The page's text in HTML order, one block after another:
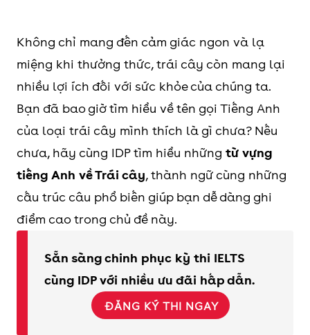
Không chỉ mang đến cảm giác ngon và lạ
miệng khi thưởng thức, trái cây còn mang lại
nhiều lợi ích đối với sức khỏe của chúng ta.
Bạn đã bao giờ tìm hiểu về tên gọi Tiếng Anh
của loại trái cây mình thích là gì chưa? Nếu
chưa, hãy cùng IDP tìm hiểu những từ vựng
tiếng Anh về Trái cây, thành ngữ cùng những
cấu trúc câu phổ biến giúp bạn dễ dàng ghi
điểm cao trong chủ đề này.
Sẵn sàng chinh phục kỳ thi IELTS
cùng IDP với nhiều ưu đãi hấp dẫn.
ĐĂNG KÝ THI NGAY